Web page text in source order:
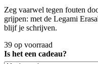
Zeg vaarwel tegen fouten
grijpen: met de Legami
blijf je schrijven.
39 op voorraad
Is het een cadeau?